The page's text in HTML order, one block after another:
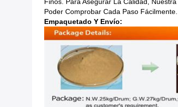
Finos. Para Asegurar La Calidad,
Poder Comprobar Cada Paso Fácilmente.
Empaquetado Y Envío: